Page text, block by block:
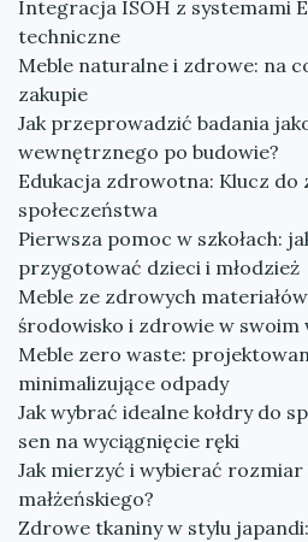
Integracja ISOH z systemami
techniczne
Meble naturalne i zdrowe: na
zakupie
Jak przeprowadzić badania
wewnętrznego po budowie?
Edukacja zdrowotna: Klucz do
społeczeństwa
Pierwsza pomoc w szkołach:
przygotować dzieci i młodzież
Meble ze zdrowych
środowisko i zdrowie w swoim
Meble zero waste:
minimalizujące odpady
Jak wybrać idealne kołdry do
sen na wyciągnięcie ręki
Jak mierzyć i wybierać rozmiar
małżeńskiego?
Zdrowe tkaniny w stylu